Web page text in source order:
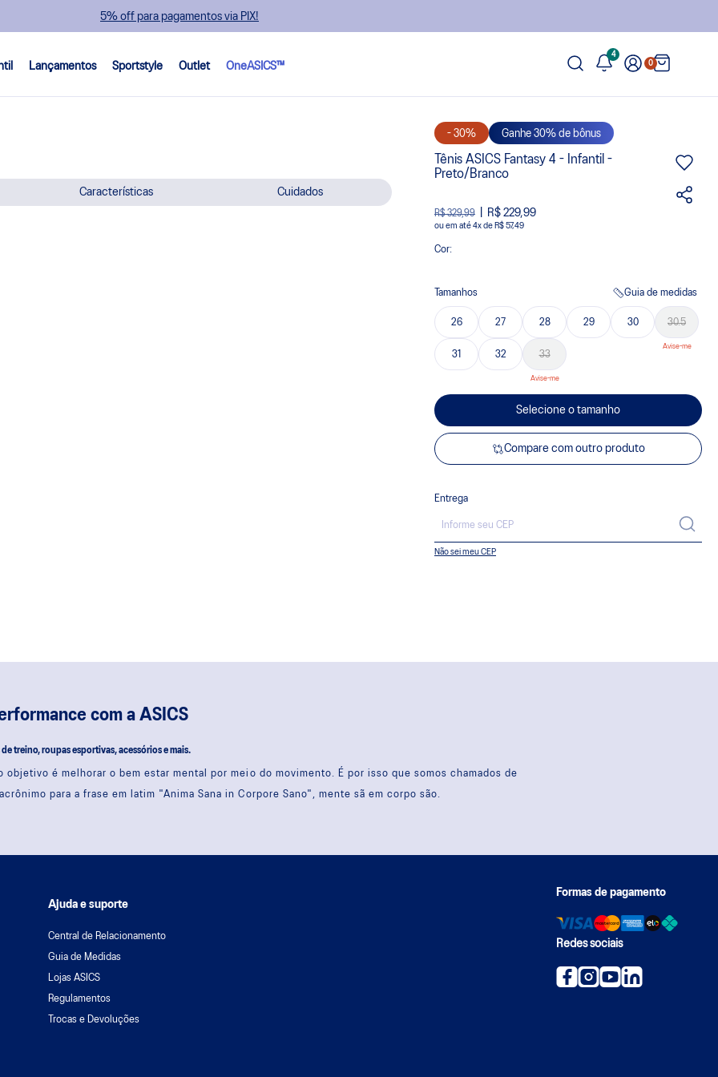
5% off para pagamentos via PIX!
Lançamentos Sportstyle Outlet OneASICS™
4
0
Características Cuidados
- 30% Ganhe 30% de bônus
Tênis ASICS Fantasy 4 - Infantil -
Preto/Branco
R$ 329,99 R$ 229,99
ou 4x de R$ 57,49
Cor:
Tamanhos Guia de medidas
26 27 28 29 30 30.5
31 32 33
Selecione o tamanho
Compare com outro produto
Entrega
Não sei meu CEP
com a ASICS
de treino, roupas esportivas, acessórios e mais.
objetivo é melhorar o bem estar mental por meio do movimento. É por isso que somos chamados de
para a frase em latim "Anima Sana in Corpore Sano", mente sã em corpo são.
Ajuda e suporte
Central de Relacionamento
Guia de Medidas
Lojas ASICS
Regulamentos
Trocas e Devoluções
Formas de pagamento
Redes sociais